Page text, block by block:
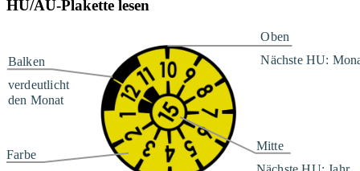
HU/AU-Plakette lesen